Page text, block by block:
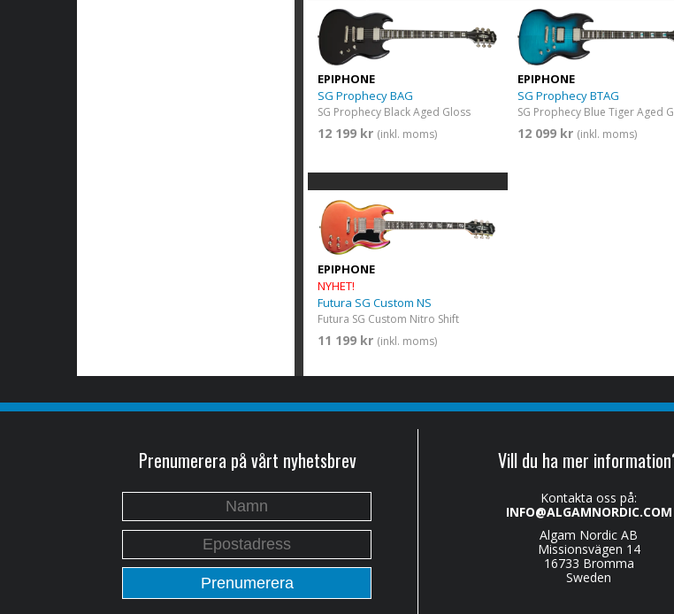
EPIPHONE
SG Prophecy BAG
SG Prophecy Black Aged Gloss
12 199 kr (inkl. moms)
EPIPHONE
SG Prophecy BTAG
SG Prophecy Blue Tiger Aged
12 099 kr (inkl. moms)
EPIPHONE
NYHET!
Futura SG Custom NS
Futura SG Custom Nitro Shift
11 199 kr (inkl. moms)
Prenumerera på vårt nyhetsbrev Vill du ha mer
Kontakta oss på:
INFO@ALGAMNORDIC.COM
Algam Nordic AB
Missionsvägen 14
16733 Bromma
Sweden